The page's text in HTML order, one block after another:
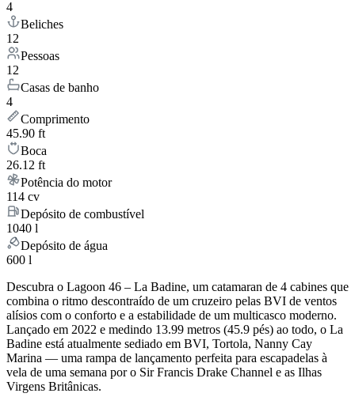
4
Beliches
12
Pessoas
12
Casas de banho
4
Comprimento
45.90 ft
Boca
26.12 ft
Potência do motor
114 cv
Depósito de combustível
1040 l
Depósito de água
600 l
Descubra o Lagoon 46 – La Badine, um catamaran de 4 cabines que
combina o ritmo descontraído de um cruzeiro pelas BVI de ventos
alísios com o conforto e a estabilidade de um multicasco moderno.
Lançado em 2022 e medindo 13.99 metros (45.9 pés) ao todo, o La
Badine está atualmente sediado em BVI, Tortola, Nanny Cay
Marina — uma rampa de lançamento perfeita para escapadelas à
vela de uma semana por o Sir Francis Drake Channel e as Ilhas
Virgens Britânicas.